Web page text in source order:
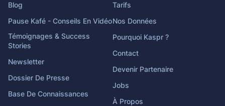
Blog
Pause Kafé - Conseils En Vidéo
Témoignages & Success
Stories
Newsletter
Dossier De Presse
Base De Connaissances
Tarifs
Nos Données
Pourquoi Kaspr ?
Contact
Devenir Partenaire
Jobs
À Propos